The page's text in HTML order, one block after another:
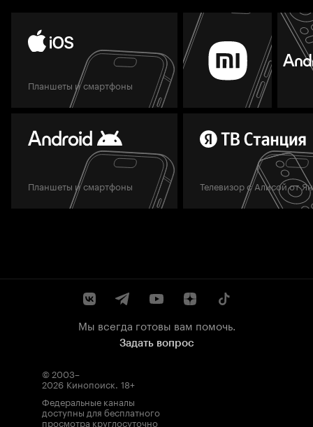
Планшеты и смартфоны
Планшеты и смартфоны Телевизор с Алисой от
Мы всегда готовы вам помочь.
Задать вопрос
© 2003–
2026 Кинопоиск. 18+
Федеральные каналы
доступны для бесплатного
просмотра круглосуточно